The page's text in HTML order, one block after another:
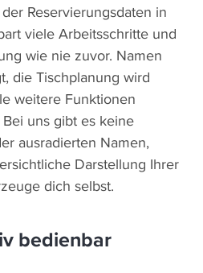
Reservierungsdaten in
viele Arbeitsschritte und
wie nie zuvor. Namen
die Tischplanung wird
weitere Funktionen
uns gibt es keine
ausradierten Namen,
Darstellung Ihrer
dich selbst.
bedienbar